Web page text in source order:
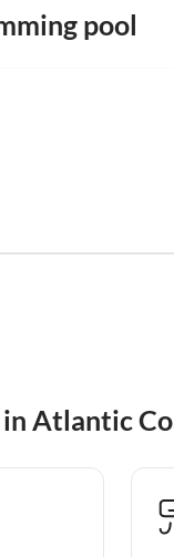
pool
Atlantic